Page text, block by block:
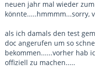
neuen jahr mal wieder zum
könnte.....hmmmm...sorry,
als ich damals den test
doc angerufen um so
bekommen......vorher hab
offiziell zu machen.....